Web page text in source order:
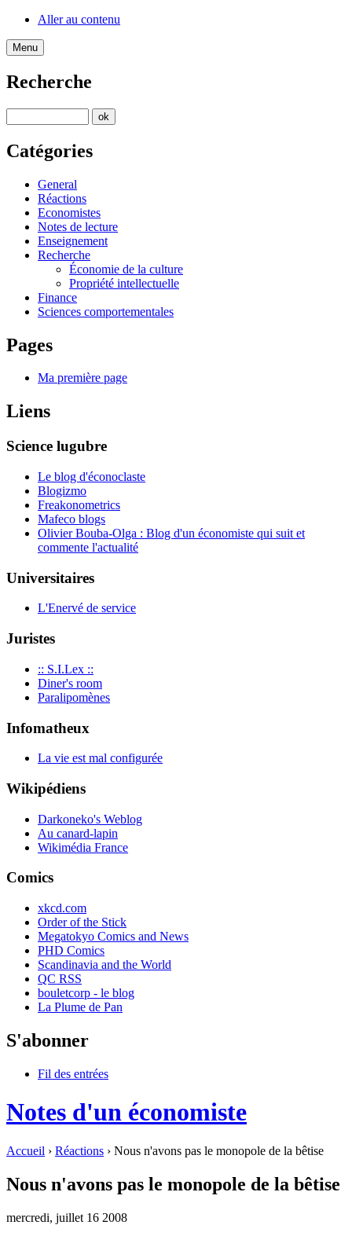
Aller au contenu
Menu
Recherche
Catégories
General
Réactions
Economistes
Notes de lecture
Enseignement
Recherche
Économie de la culture
Propriété intellectuelle
Finance
Sciences comportementales
Pages
Ma première page
Liens
Science lugubre
Le blog d'éconoclaste
Blogizmo
Freakonometrics
Mafeco blogs
Olivier Bouba-Olga : Blog d'un économiste qui suit et
commente l'actualité
Universitaires
L'Enervé de service
Juristes
:: S.I.Lex ::
Diner's room
Paralipomènes
Infomatheux
La vie est mal configurée
Wikipédiens
Darkoneko's Weblog
Au canard-lapin
Wikimédia France
Comics
xkcd.com
Order of the Stick
Megatokyo Comics and News
PHD Comics
Scandinavia and the World
QC RSS
bouletcorp - le blog
La Plume de Pan
S'abonner
Fil des entrées
Notes d'un économiste
Accueil › Réactions › Nous n'avons pas le monopole de la bêtise
Nous n'avons pas le monopole de la bêtise
mercredi, juillet 16 2008